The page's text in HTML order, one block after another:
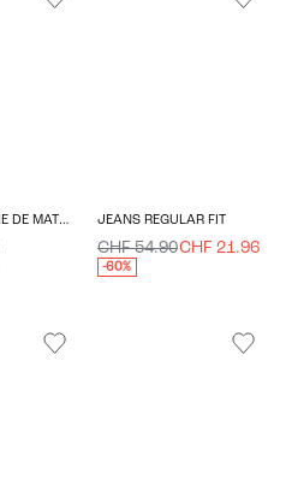
VESTE DE PLUIE DE MATERNITÉ JEANS REGULAR FIT
CHF 54.90CHF 21.96
-60%